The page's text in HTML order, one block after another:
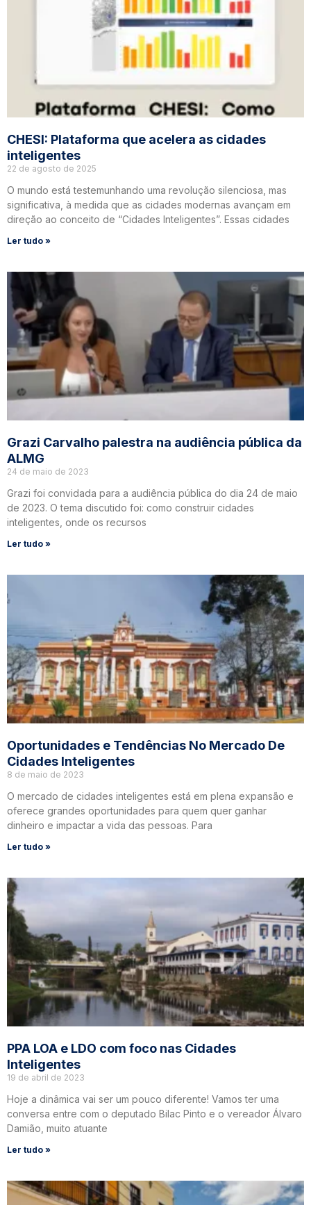
CHESI: Plataforma que acelera as cidades
inteligentes
22 de agosto de 2025
O mundo está testemunhando uma revolução silenciosa, mas
significativa, à medida que as cidades modernas avançam em
direção ao conceito de “Cidades Inteligentes”. Essas cidades
Ler tudo »
Grazi Carvalho palestra na audiência pública da
ALMG
24 de maio de 2023
Grazi foi convidada para a audiência pública do dia 24 de maio
de 2023. O tema discutido foi: como construir cidades
inteligentes, onde os recursos
Ler tudo »
Oportunidades e Tendências No Mercado De
Cidades Inteligentes
8 de maio de 2023
O mercado de cidades inteligentes está em plena expansão e
oferece grandes oportunidades para quem quer ganhar
dinheiro e impactar a vida das pessoas. Para
Ler tudo »
PPA LOA e LDO com foco nas Cidades
Inteligentes
19 de abril de 2023
Hoje a dinâmica vai ser um pouco diferente! Vamos ter uma
conversa entre com o deputado Bilac Pinto e o vereador Álvaro
Damião, muito atuante
Ler tudo »